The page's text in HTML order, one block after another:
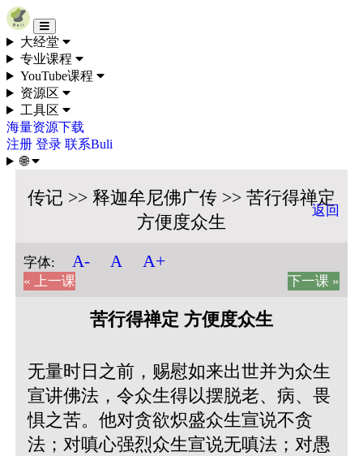
Skip to content
大经堂
专业课程
YouTube课程
资源区
工具区
海量资源下载
注册 登录 联系Buli
🌐
传记 >> 释迦牟尼佛广传 >> 苦行得禅定
方便度众生
返回
字体: A- A A+
« 上一课 下一课 »
苦行得禅定 方便度众生
无量时日之前，赐慰如来出世并为众生
宣讲佛法，令众生得以摆脱老、病、畏
惧之苦。他对贪欲炽盛众生宣说不贪
法；对嗔心强烈众生宣说无嗔法；对愚